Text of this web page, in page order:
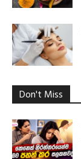
Don't Miss